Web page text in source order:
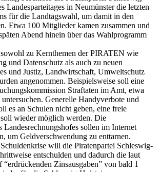
Landesparteitages in Neumünster die letzten
für die Landtagswahl, um damit in den
Etwa 100 Mitglieder kamen zusammen und
Abend hinein über das Wahlprogramm
zu Kernthemen der PIRATEN wie
und Datenschutz als auch zu neuen
und Justiz, Landwirtschaft, Umweltschutz
angenommen. Beispielsweise soll eine
Straftaten im Amt, etwa
Generelle Handyverbote und
es an Schulen nicht geben, eine freie
wieder möglich werden. Die
Landesrechnungshofes sollen im Internet
um Geldverschwendung zu enttarnen.
will die Piratenpartei Schleswig-
entschulden und dadurch die laut
“erdrückenden Zinsausgaben” von bald 1